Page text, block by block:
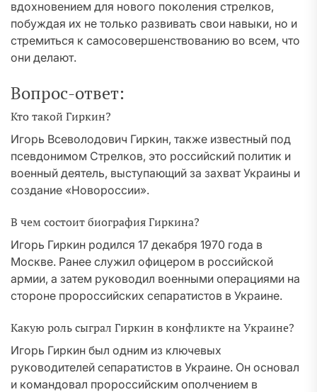
вдохновением для нового поколения стрелков,
побуждая их не только развивать свои навыки, но и
стремиться к самосовершенствованию во всем, что
они делают.
Вопрос-ответ:
Кто такой Гиркин?
Игорь Всеволодович Гиркин, также известный под
псевдонимом Стрелков, это российский политик и
военный деятель, выступающий за захват Украины и
создание «Новороссии».
В чем состоит биография Гиркина?
Игорь Гиркин родился 17 декабря 1970 года в
Москве. Ранее служил офицером в российской
армии, а затем руководил военными операциями на
стороне пророссийских сепаратистов в Украине.
Какую роль сыграл Гиркин в конфликте на Украине?
Игорь Гиркин был одним из ключевых
руководителей сепаратистов в Украине. Он основал
и командовал пророссийским ополчением в